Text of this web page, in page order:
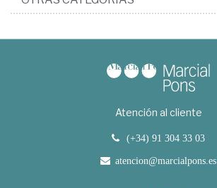
Atención al cliente
(+34) 91 304 33 03
atencion@marcialpons.es